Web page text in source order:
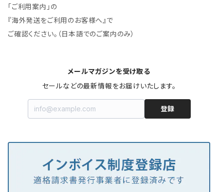
「ご利用案内」の
『海外発送をご利用のお客様へ』で
ご確認ください。（日本語でのご案内のみ）
メールマガジンを受け取る
セールなどの最新情報をお届けいたします。
登録